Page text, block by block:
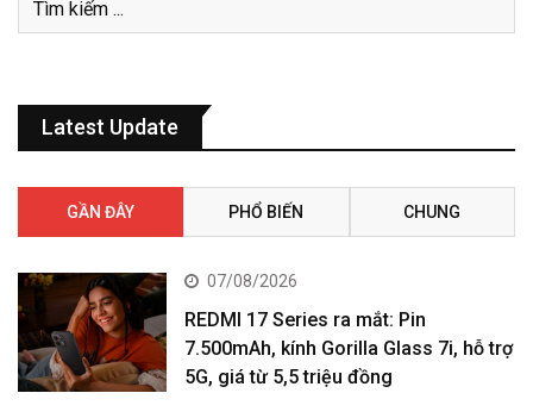
Latest Update
GẦN ĐÂY PHỔ BIẾN CHUNG
07/08/2026
REDMI 17 Series ra mắt: Pin
7.500mAh, kính Gorilla Glass 7i, hỗ trợ
5G, giá từ 5,5 triệu đồng